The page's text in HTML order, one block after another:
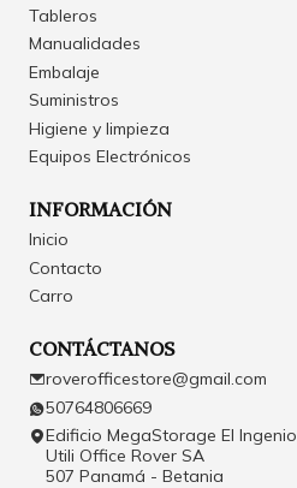
Tableros
Manualidades
Embalaje
Suministros
Higiene y limpieza
Equipos Electrónicos
INFORMACIÓN
Inicio
Contacto
Carro
CONTÁCTANOS
roverofficestore@gmail.com
50764806669
Edificio MegaStorage El Ingenio
Utili Office Rover SA
507 Panamá - Betania